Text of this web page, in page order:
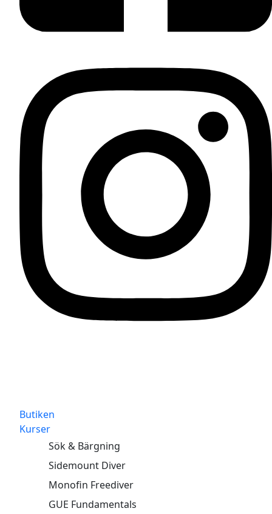
Butiken
Kurser
Sök & Bärgning
Sidemount Diver
Monofin Freediver
GUE Fundamentals